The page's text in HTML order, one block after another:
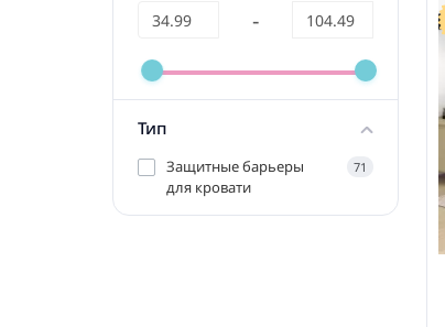
-
Тип
Защитные барьеры
для кровати
71